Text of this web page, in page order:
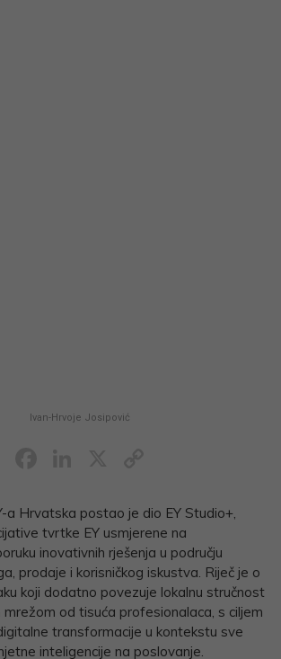
Ivan-Hrvoje Josipović
a Hrvatska postao je dio EY Studio+,
tvrtke EY usmjerene na
inovativnih rješenja u području
prodaje i korisničkog iskustva. Riječ je o
koji dodatno povezuje lokalnu stručnost
od tisuća profesionalaca, s ciljem
transformacije u kontekstu sve
inteligencije na poslovanje.